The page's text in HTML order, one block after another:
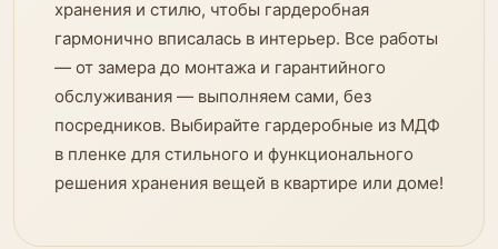
хранения и стилю, чтобы гардеробная
гармонично вписалась в интерьер. Все работы
— от замера до монтажа и гарантийного
обслуживания — выполняем сами, без
посредников. Выбирайте гардеробные из МДФ
в пленке для стильного и функционального
решения хранения вещей в квартире или доме!